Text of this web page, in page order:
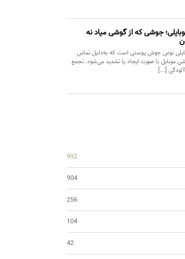
جوشی که از گوشی میاد نه
نوعی جوش پوستی است که به‌دلیل تماس
موبایل با صورت ایجاد یا تشدید می‌شود. تجمع
آلودگی [...]
992
904
256
104
42